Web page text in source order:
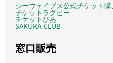
シーウェイブス公式チケット購
チケットラグビー
チケットぴあ
SAKURA CLUB
窓口販売